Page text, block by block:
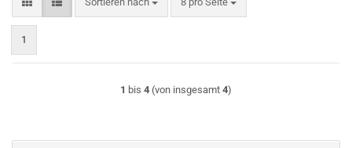
1
1 bis 4 (von insgesamt 4)